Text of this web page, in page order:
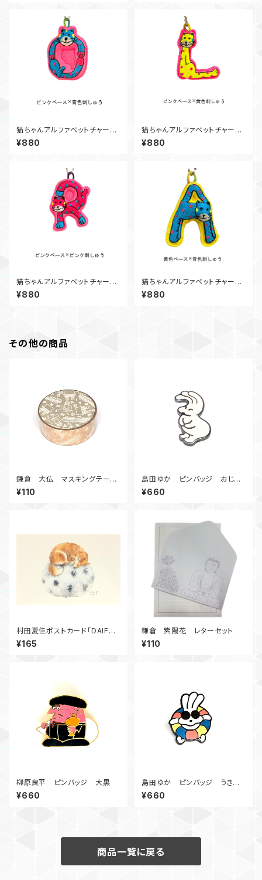
猫ちゃんアルファベットチャー
ム O
¥880
猫ちゃんアルファベットチャー
ム L
¥880
猫ちゃんアルファベットチャー
ム R
¥880
猫ちゃんアルファベットチャー
ム A
¥880
その他の商品
鎌倉 大仏 マスキングテー
プ A
¥110
島田ゆか ピンバッジ おじぎ
おじぎ
¥660
村田夏佳ポストカード「DAIFUK
U」
¥165
鎌倉 紫陽花 レターセット
¥110
柳原良平 ピンバッジ 大黒
¥660
島田ゆか ピンバッジ うきわ
おじぎ
¥660
商品一覧に戻る